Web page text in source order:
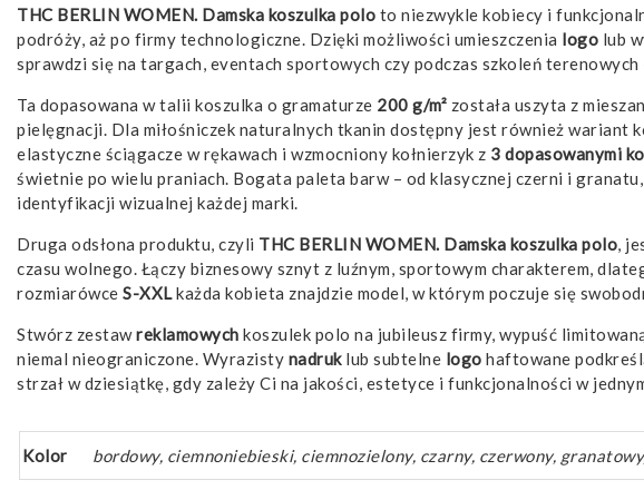
THC BERLIN WOMEN. Damska koszulka polo to niezwykle kobiecy i
podróży, aż po firmy technologiczne. Dzięki możliwości umieszczenia logo lub
sprawdzi się na targach, eventach sportowych czy podczas szkoleń
Ta dopasowana w talii koszulka o gramaturze 200 g/m² została uszyta z
pielęgnacji. Dla miłośniczek naturalnych tkanin dostępny jest również wariant
elastyczne ściągacze w rękawach i wzmocniony kołnierzyk z 3 dopasowanymi
świetnie po wielu praniach. Bogata paleta barw – od klasycznej czerni i
identyfikacji wizualnej każdej marki.
Druga odsłona produktu, czyli THC BERLIN WOMEN. Damska koszulka polo ,
czasu wolnego. Łączy biznesowy sznyt z luźnym, sportowym charakterem,
rozmiarówce S-XXL każda kobieta znajdzie model, w którym poczuje się
Stwórz zestawreklamowych koszulek polo na jubileusz firmy, wypuść
niemal nieograniczone. Wyrazisty nadruklub subtelne logo haftowane
strzał w dziesiątkę, gdy zależy Ci na jakości, estetyce i funkcjonalności w
Kolor bordowy, ciemnoniebieski, ciemnozielony, czarny, czerwony,